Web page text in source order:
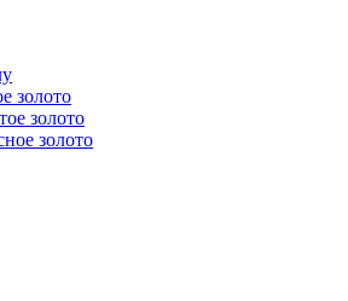
золото
золото
золото